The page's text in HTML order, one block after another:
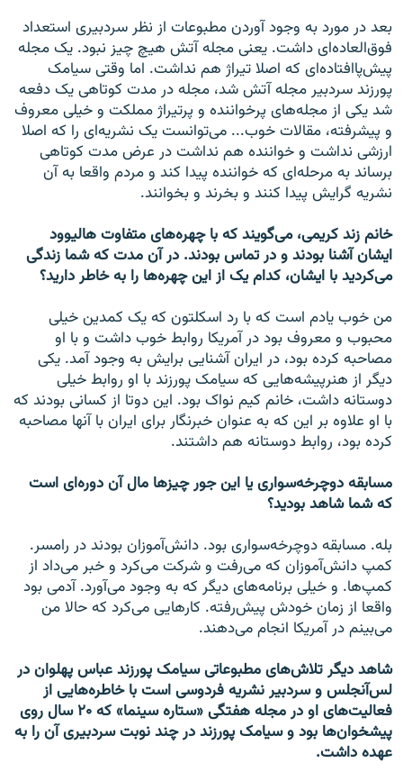
بعد در مورد به وجود آوردن مطبوعات از نظر سردبیری استعداد
فوق‌العاده‌ای داشت. یعنی مجله آتش هیچ چیز نبود. یک مجله
پیش‌پاافتاده‌ای که اصلا تیراژ هم نداشت. اما وقتی سیامک
پورزند سردبیر مجله آتش شد، مجله در مدت کوتاهی یک دفعه
شد یکی از مجله‌های پرخواننده و پرتیراژ مملکت و خیلی معروف
و پیشرفته، مقالات خوب... می‌توانست یک نشریه‌ای را که اصلا
ارزشی نداشت و خواننده هم نداشت در عرض مدت کوتاهی
برساند به مرحله‌ای که خواننده پیدا کند و مردم واقعا به آن
نشریه گرایش پیدا کنند و بخرند و بخوانند.
خانم زند کریمی، می‌گویند که با چهره‌های متفاوت هالیوود
ایشان آشنا بودند و در تماس بودند. در آن مدت که شما زندگی
می‌کردید با ایشان، کدام یک از این چهره‌ها را به خاطر دارید؟
من خوب یادم است که با رد اسکلتون که یک کمدین خیلی
محبوب و معروف بود در آمریکا روابط خوب داشت و با او
مصاحبه کرده بود، در ایران آشنایی برایش به وجود آمد. یکی
دیگر از هنرپیشه‌هایی که سیامک پورزند با او روابط خیلی
دوستانه داشت، خانم کیم نواک بود. این دوتا از کسانی بودند که
با او علاوه بر این که به عنوان خبرنگار برای ایران با آنها مصاحبه
کرده بود، روابط دوستانه هم داشتند.
مسابقه دوچرخه‌سواری یا این جور چیز‌ها مال آن دوره‌ای است
که شما شاهد بودید؟
بله. مسابقه دوچرخه‌سواری بود. دانش‌آموزان بودند در رامسر.
کمپ دانش‌آموزان که می‌رفت و شرکت می‌کرد و خبر می‌داد از
کمپ‌ها. و خیلی برنامه‌های دیگر که به وجود می‌آورد. آدمی بود
واقعا از زمان خودش پیش‌رفته. کارهایی می‌کرد که حالا من
می‌بینم در آمریکا انجام می‌دهند.
شاهد دیگر تلاش‌های مطبوعاتی سیامک پورزند عباس پهلوان در
لس‌آنجلس و سردبیر نشریه فردوسی است با خاطره‌هایی از
فعالیت‌های او در مجله هفتگی «ستاره سینما» که ۲۰ سال روی
پیشخوان‌ها بود و سیامک پورزند در چند نوبت سردبیری آن را به
عهده داشت.